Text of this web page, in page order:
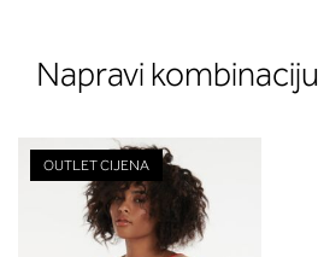
Napravi kombinaciju
OUTLET CIJENA